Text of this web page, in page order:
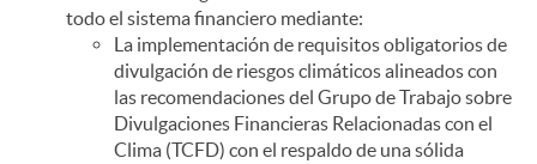
todo el sistema financiero mediante:
La implementación de requisitos obligatorios de
divulgación de riesgos climáticos alineados con
las recomendaciones del Grupo de Trabajo sobre
Divulgaciones Financieras Relacionadas con el
Clima (TCFD) con el respaldo de una sólida